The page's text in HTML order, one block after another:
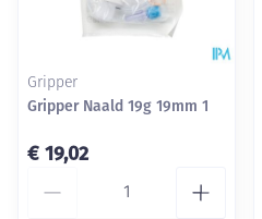
Gripper
Gripper Naald 19g 19mm 1
€ 19,02